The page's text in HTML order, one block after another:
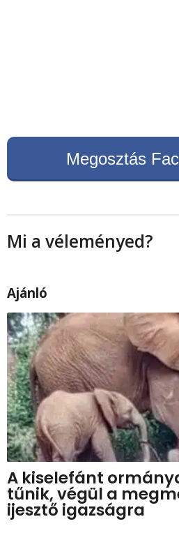
Megosztás
Mi a véleményed?
Ajánló
A kiselefánt
tűnik, végül a
ijesztő igazságra